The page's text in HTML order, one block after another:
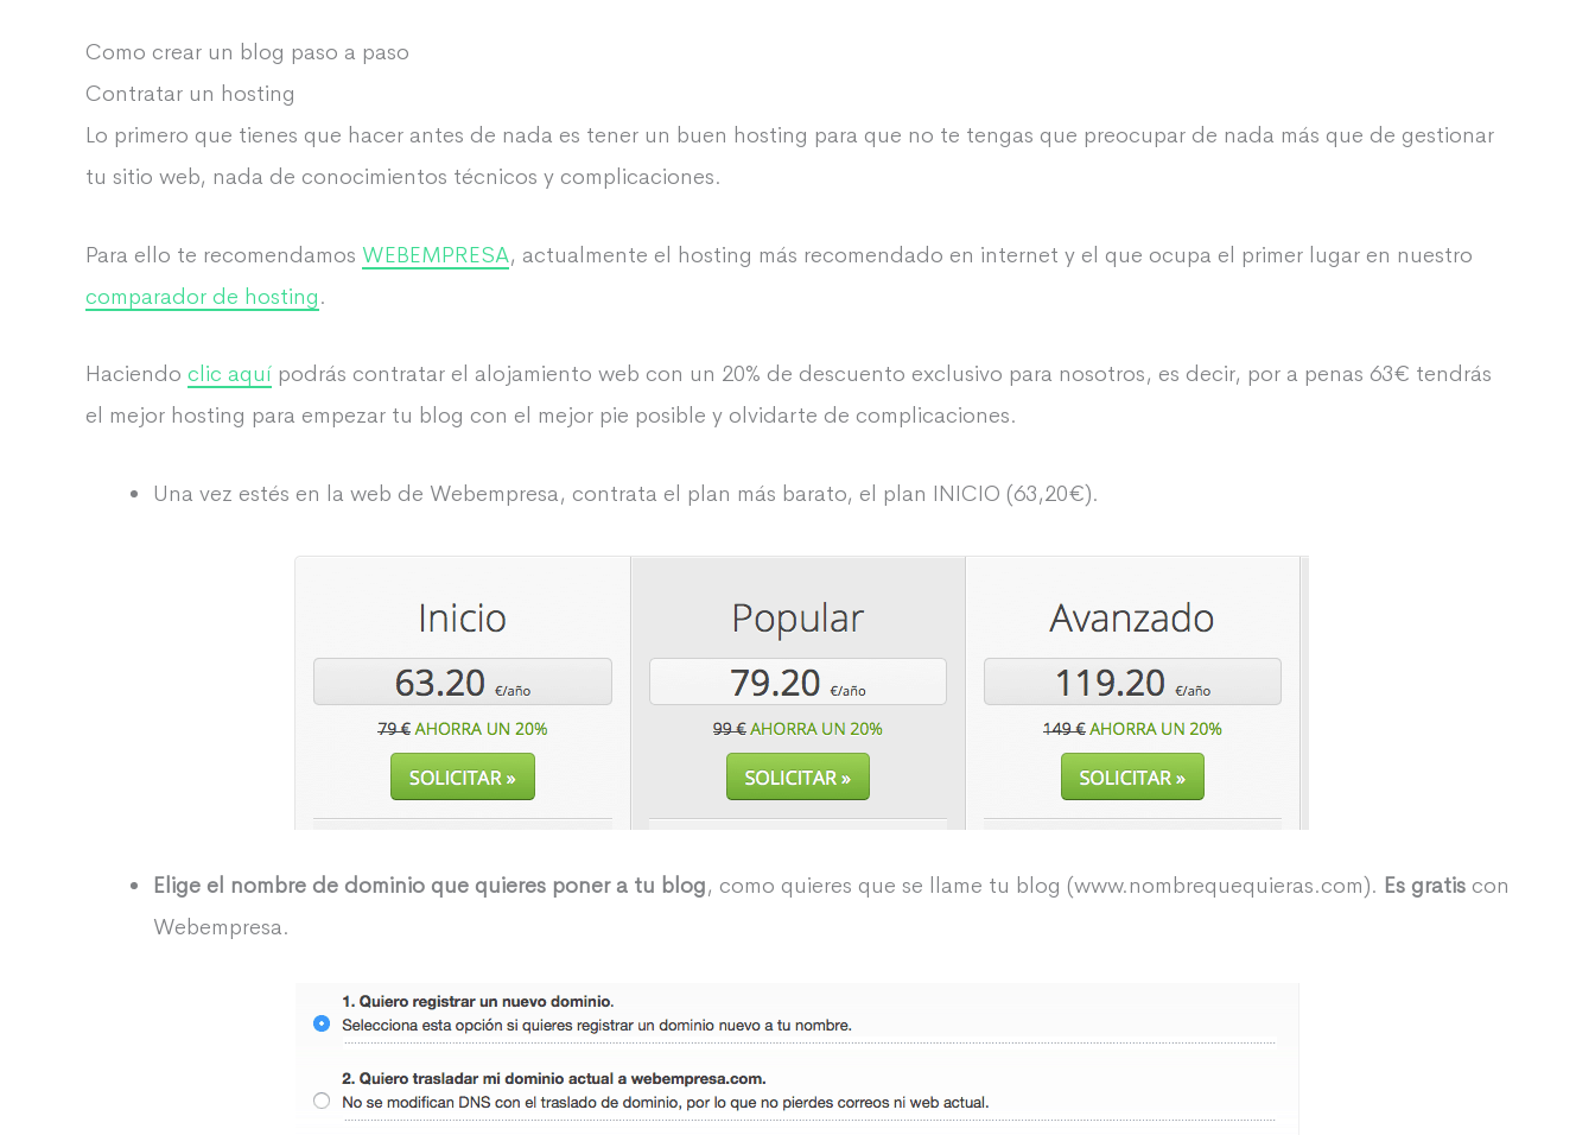
Como crear un blog paso a paso
Contratar un hosting
Lo primero que tienes que hacer antes de nada es tener un buen hosting para que no te tengas que preocupar de nada más que de gestionar
tu sitio web, nada de conocimientos técnicos y complicaciones.
Para ello te recomendamos WEBEMPRESA, actualmente el hosting más recomendado en internet y el que ocupa el primer lugar en nuestro
comparador de hosting.
Haciendo clic aquí podrás contratar el alojamiento web con un 20% de descuento exclusivo para nosotros, es decir, por a penas 63€ tendrás
el mejor hosting para empezar tu blog con el mejor pie posible y olvidarte de complicaciones.
Una vez estés en la web de Webempresa, contrata el plan más barato, el plan INICIO (63,20€).
Elige el nombre de dominio que quieres poner a tu blog, como quieres que se llame tu blog (www.nombrequequieras.com). Es gratis con
Webempresa.